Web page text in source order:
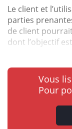
Le client et
parties
de client
dont l’objectif
Vous
Pour